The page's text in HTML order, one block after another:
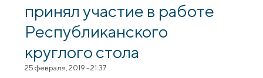
изучения»
принял участие в работе
Республиканского
круглого стола
25 февраля, 2019 - 21:37